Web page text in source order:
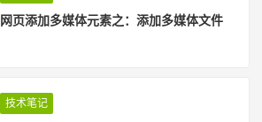
网页添加多媒体元素之：添加多媒体文件
技术笔记